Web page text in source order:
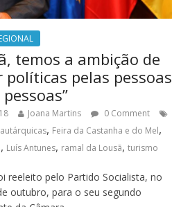
temos a ambição de
políticas pelas pessoas
Joana Martins
0 Comment
autárquicas, Feira da Castanha e do Mel,
, Luís Antunes, ramal da Lousã,turismo
reeleito pelo Partido Socialista, no
outubro, para o seu segundo